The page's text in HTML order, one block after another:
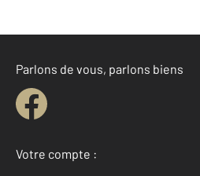
Parlons de vous, parlons biens
Votre compte :